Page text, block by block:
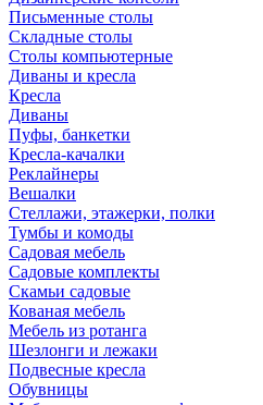
Письменные столы
Складные столы
Столы компьютерные
Диваны и кресла
Кресла
Диваны
Пуфы, банкетки
Кресла-качалки
Реклайнеры
Вешалки
Стеллажи, этажерки, полки
Тумбы и комоды
Садовая мебель
Садовые комплекты
Скамьи садовые
Кованая мебель
Мебель из ротанга
Шезлонги и лежаки
Подвесные кресла
Обувницы